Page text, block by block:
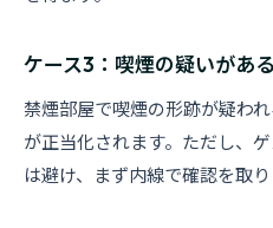
ケース3：喫煙の疑いがあ
禁煙部屋で喫煙の形跡が疑わ
が正当化されます。ただし、
は避け、まず内線で確認を取り